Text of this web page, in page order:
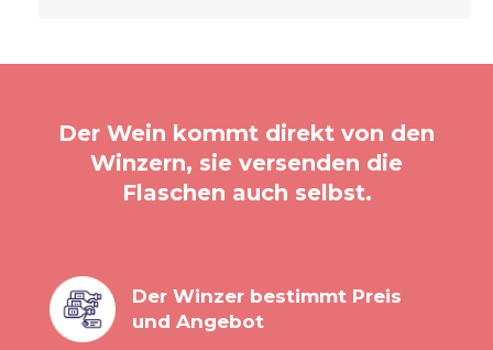
Der Wein kommt direkt von den
Winzern, sie versenden die
Flaschen auch selbst.
Der Winzer bestimmt Preis
und Angebot